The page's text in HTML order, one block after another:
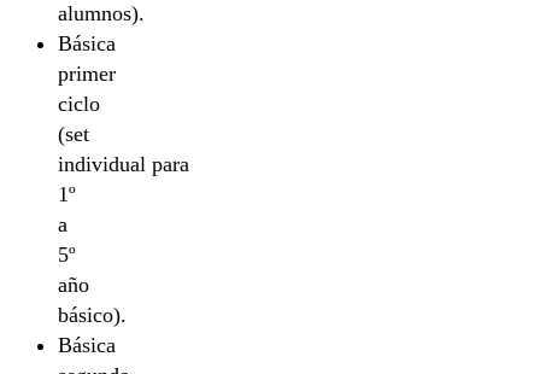
alumnos).
Básica
primer
ciclo
(set
individual para
1º
a
5º
año
básico).
Básica